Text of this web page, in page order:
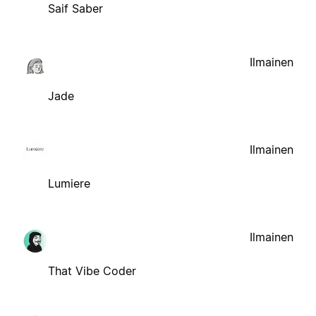
Saif Saber
Jade
Ilmainen
Lumiere
Ilmainen
That Vibe Coder
Ilmainen